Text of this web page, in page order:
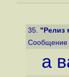
35. "Релиз
Сообщение
а